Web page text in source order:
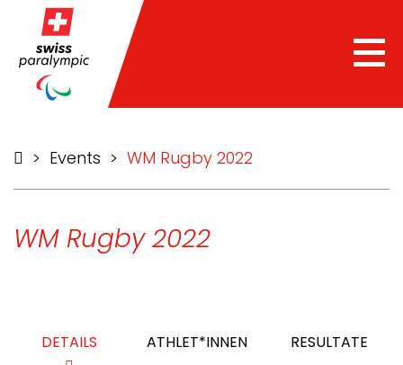
> Events > WM Rugby 2022
WM Rugby 2022
DETAILS ATHLET*INNEN RESULTATE